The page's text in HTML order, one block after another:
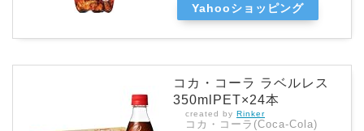
Yahooショッピング
コカ・コーラ ラベルレス
350mlPET×24本
created by Rinker
コカ・コーラ(Coca-Cola)